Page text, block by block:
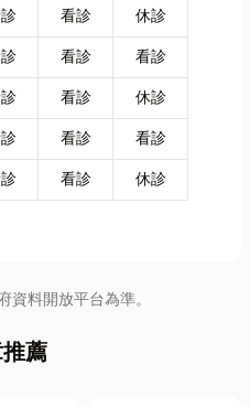
看診
休診
看診
看診
看診
休診
看診
看診
看診 休診
料開放平台為準。
薦